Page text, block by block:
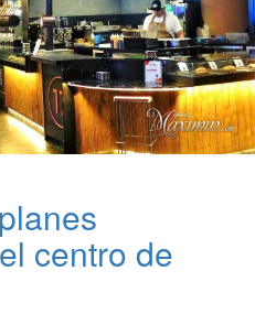
centro de